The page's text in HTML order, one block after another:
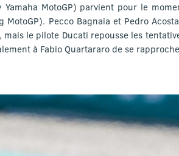
MotoGP) parvient pour le
Pecco Bagnaia et Pedro
le pilote Ducati repousse les
à Fabio Quartararo de se